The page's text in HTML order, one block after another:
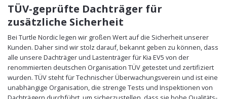
TÜV-geprüfte Dachträger für
zusätzliche Sicherheit
Bei Turtle Nordic legen wir großen Wert auf die Sicherheit unserer
Kunden. Daher sind wir stolz darauf, bekannt geben zu können, dass
alle unsere Dachträger und Lastenträger für Kia EV5 von der
renommierten deutschen Organisation TÜV getestet und zertifiziert
wurden. TÜV steht für Technischer Überwachungsverein und ist eine
unabhängige Organisation, die strenge Tests und Inspektionen von